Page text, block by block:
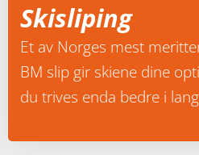
Skisliping
Et av Norges mest
BM slip gir skiene dine
du trives enda bedre i